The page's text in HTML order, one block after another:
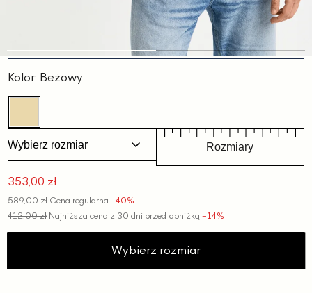
Slajd
Kolor: Beżowy
Wybierz rozmiar Rozmiary
Cena
promocyjna
353,00 zł
589,00 zł Cena regularna −40%
412,00 złNajniższa cena z 30 dni przed obniżką−14%
Wybierz rozmiar